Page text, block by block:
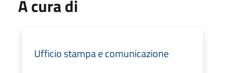
A cura di
Ufficio stampa e comunicazione